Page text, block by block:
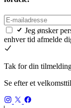
Jeg ønsker
enhver tid afmelde
Tak for din
Se efter et